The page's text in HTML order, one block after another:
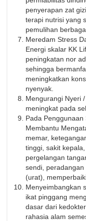
penyerapan zat
terapi nutrisi yang
pemulihan
Meredam Stress
Energi skalar KK
peningkatan nor
sehingga
meningkatkan
nyenyak.
Mengurangi Nyeri
meningkat pada
Pada
Membantu
memar,
tinggi, sakit
pergelangan
sendi,
(urat),
Menyeimbangkan
ikat pinggang
dasar dari
rahasia alam